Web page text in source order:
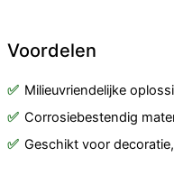
Voordelen
Milieuvriendelijke
Corrosiebestendig
Geschikt voor